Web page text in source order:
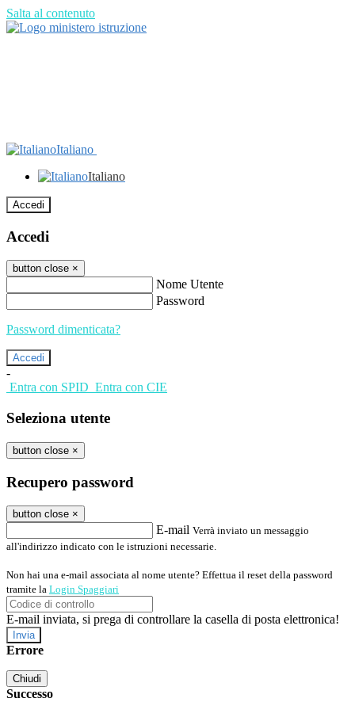
Salta al contenuto
Italiano
Italiano
Accedi
Accedi
button close ×
Nome Utente
Password
Password dimenticata?
-
Entra con SPID Entra con CIE
Seleziona utente
button close ×
Recupero password
button close ×
E-mail Verrà inviato un messaggio
all'indirizzo indicato con le istruzioni necessarie.
Non hai una e-mail associata al nome utente? Effettua il reset della password
tramite la Login Spaggiari
E-mail inviata, si prega di controllare la casella di posta elettronica!
Errore
Chiudi
Successo